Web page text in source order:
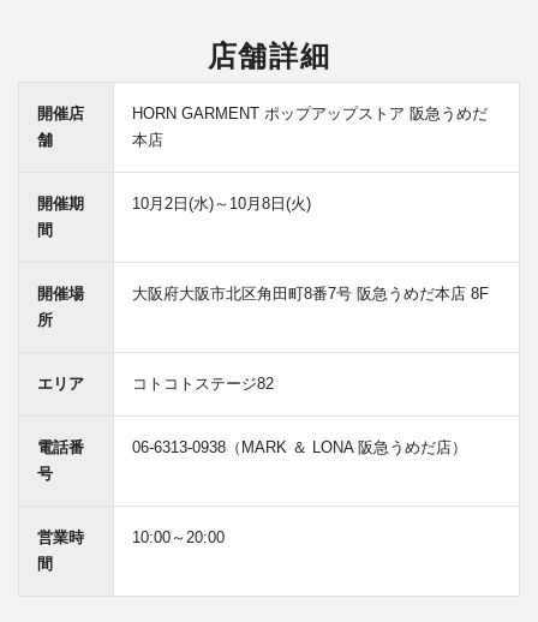
店舗詳細
開催店
舗
HORN GARMENT ポップアップストア 阪急うめだ
本店
開催期
間
10月2日(水)～10月8日(火)
開催場
所
大阪府大阪市北区角田町8番7号 阪急うめだ本店 8F
エリア コトコトステージ82
電話番
号
06-6313-0938（MARK ＆ LONA 阪急うめだ店）
営業時
間
10:00～20:00